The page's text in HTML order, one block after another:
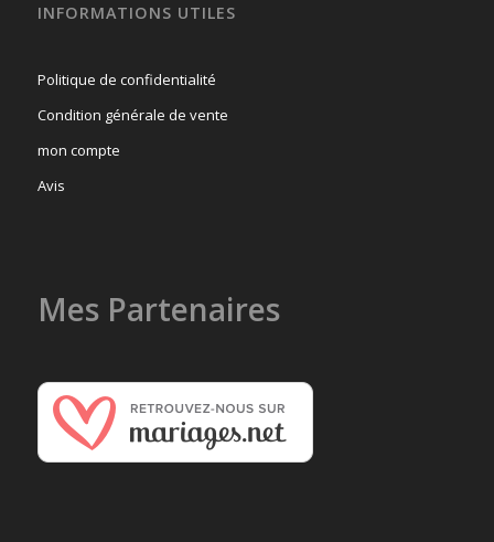
INFORMATIONS UTILES
Politique de confidentialité
Condition générale de vente
mon compte
Avis
Mes Partenaires